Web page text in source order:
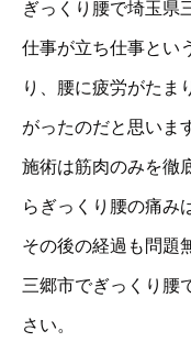
ぎっくり腰で埼玉県
仕事が立ち仕事とい
り、腰に疲労がたま
がったのだと思いま
施術は筋肉のみを徹
らぎっくり腰の痛み
その後の経過も問題
三郷市でぎっくり腰
さい。